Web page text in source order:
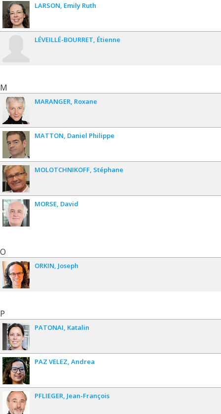
LARSON Emily Ruth
LÉVEILLÉ-BOURRET Étienne
M
MARANGER Roxane
MATTON Daniel Philippe
MOLOTCHNIKOFF Stéphane
MORSE David
O
ORKIN Joseph
P
PATONAI Katalin
PAZ VELEZ Andrea
PFLIEGER Jean-François